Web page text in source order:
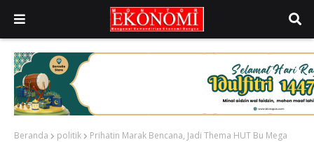
Beranda politik Prihatin Marak Bencana, Jadi Thema HUT Bu Mega